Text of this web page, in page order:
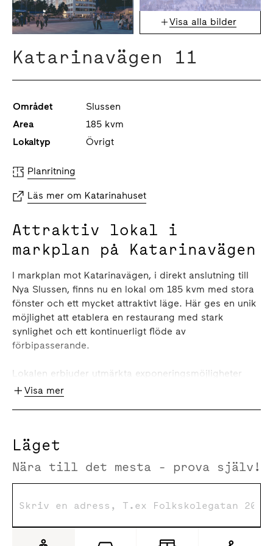
Visa alla bilder
Katarinavägen 11
Området
Slussen
Area
185 kvm
Lokaltyp
Övrigt
Planritning
Läs mer om Katarinahuset
Attraktiv lokal i
markplan på Katarinavägen
I markplan mot Katarinavägen, i direkt anslutning till
Nya Slussen, finns nu en lokal om 185 kvm med stora
fönster och ett mycket attraktivt läge. Här ges en unik
möjlighet att etablera en restaurang med stark
synlighet och ett kontinuerligt flöde av
förbipasserande.
Lokalen erbjuder utmärkta exponeringsmöjligheter
och goda förutsättningar för restaurangverksamhet,
för att stödja verksamhetens behov på bästa sätt. Här
får du en modern lokal mitt i ett av Stockholms mest
dynamiska områden, med starka kommunikationer
och ett växande flöde av människor.
Omgivning
Slussen, en av Stockholms mest ikoniska platser
Visa mer
Läget
Nära till det mesta - prova själv!